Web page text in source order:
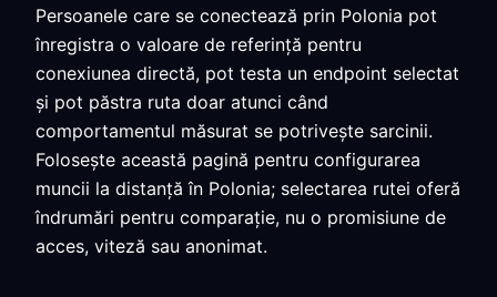
Persoanele care se conectează prin Polonia pot
înregistra o valoare de referință pentru
conexiunea directă, pot testa un endpoint selectat
și pot păstra ruta doar atunci când
comportamentul măsurat se potrivește sarcinii.
Folosește această pagină pentru configurarea
muncii la distanță în Polonia; selectarea rutei oferă
îndrumări pentru comparație, nu o promisiune de
acces, viteză sau anonimat.